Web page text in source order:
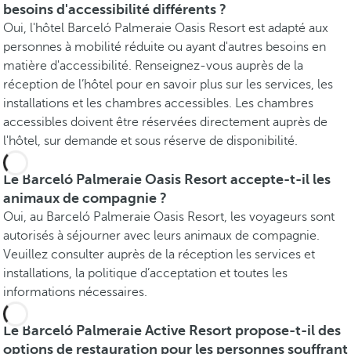
besoins d'accessibilité différents ?
Oui, l'hôtel Barceló Palmeraie Oasis Resort est adapté aux
personnes à mobilité réduite ou ayant d'autres besoins en
matière d'accessibilité. Renseignez-vous auprès de la
réception de l’hôtel pour en savoir plus sur les services, les
installations et les chambres accessibles. Les chambres
accessibles doivent être réservées directement auprès de
l'hôtel, sur demande et sous réserve de disponibilité.
Le Barceló Palmeraie Oasis Resort accepte-t-il les
animaux de compagnie ?
Oui, au Barceló Palmeraie Oasis Resort, les voyageurs sont
autorisés à séjourner avec leurs animaux de compagnie.
Veuillez consulter auprès de la réception les services et
installations, la politique d’acceptation et toutes les
informations nécessaires.
Le Barceló Palmeraie Active Resort propose-t-il des
options de restauration pour les personnes souffrant